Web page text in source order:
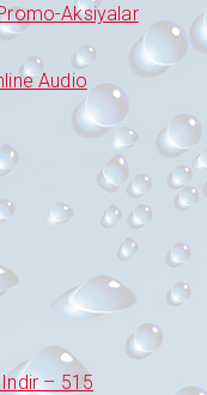
Aksiyalar
Audio
– 515